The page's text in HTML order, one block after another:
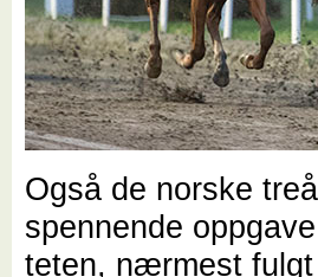
Også de norske
spennende
teten, nærmest